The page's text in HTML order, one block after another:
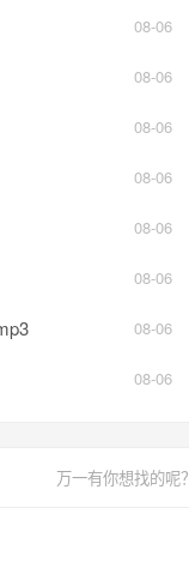
08-06
08-06
08-06
08-06
08-06
08-06
08-06
08-06
万一有你想找的呢？